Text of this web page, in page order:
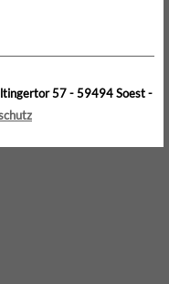
57 - 59494 Soest -